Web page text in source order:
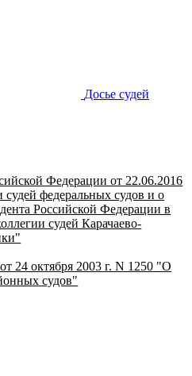
Досье судей
Федерации от 22.06.2016
федеральных судов и о
Российской Федерации в
судей Карачаево-
24 октября 2003 г. N 1250 "О
судов"